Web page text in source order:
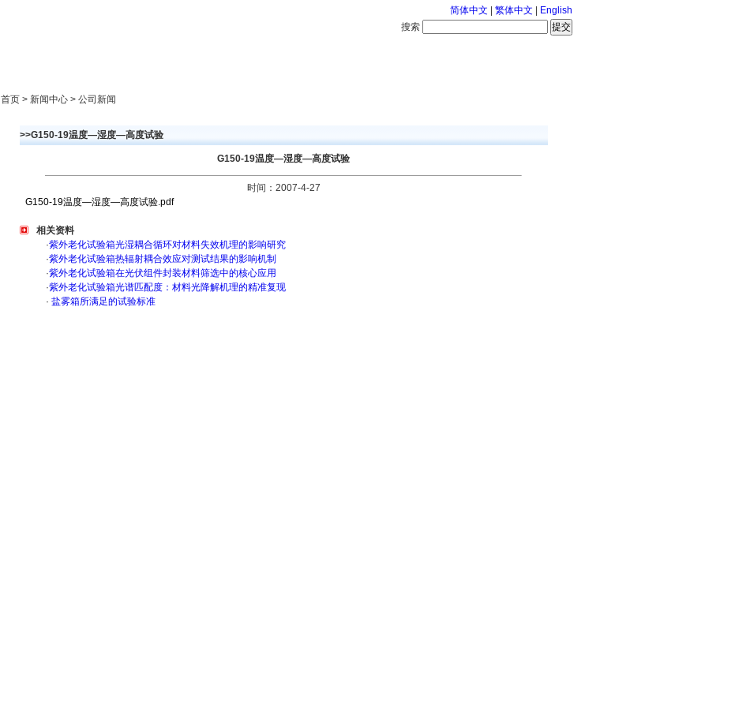
简体中文 繁体中文
English
搜索
首页 > 新闻中心 > 公司新闻
>>G150-19温度—湿度—高度试验
G150-19温度—湿度—高度试验
时间：2007-4-27
G150-19温度—湿度—高度试验.pdf
相关资料
·紫外老化试验箱光湿耦合循环对材料失效机理的影响研究
·紫外老化试验箱热辐射耦合效应对测试结果的影响机制
·紫外老化试验箱在光伏组件封装材料筛选中的核心应用
·紫外老化试验箱光谱匹配度：材料光降解机理的精准复现
· 盐雾箱所满足的试验标准